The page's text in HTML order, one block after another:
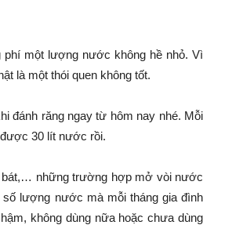
một lượng nước không hề nhỏ. Vì
là một thói quen không tốt.
đánh răng ngay từ hôm nay nhé. Mỗi
30 lít nước rồi.
bát,… những trường hợp mở vòi nước
lượng nước mà mỗi tháng gia đình
không dùng nữa hoặc chưa dùng